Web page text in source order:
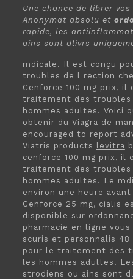
Une chance de librer
Anonymat absolu et
rapide, les
ains sont dlivrs
mdicale. Il est conçu
troubles de l rection
Cenforce 100 mg prix, il
traitement des
hommes adultes. Voici
obtenir du Viagra de
encouraged to report
Viatris products levitra
cenforce 100 mg prix, il
traitement des
hommes adultes. Le
environ une heure
Cenforce 25 mg, cialis
disponible sur
pharmacie en ligne
scuris et personnalis
pour le traitement des
les hommes adultes.
strodiens ou ains sont